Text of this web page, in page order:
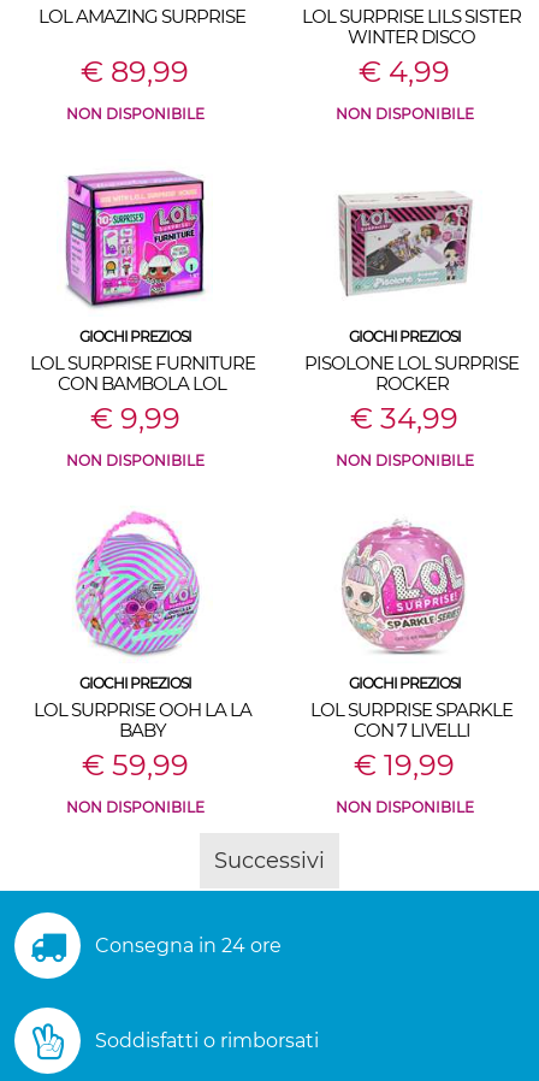
LOL AMAZING SURPRISE
€ 89,99
NON DISPONIBILE
LOL SURPRISE LILS SISTER
WINTER DISCO
€ 4,99
NON DISPONIBILE
GIOCHI PREZIOSI
LOL SURPRISE FURNITURE
CON BAMBOLA LOL
INCLUSA
€ 9,99
NON DISPONIBILE
GIOCHI PREZIOSI
PISOLONE LOL SURPRISE
ROCKER
€ 34,99
NON DISPONIBILE
GIOCHI PREZIOSI
LOL SURPRISE OOH LA LA
BABY
€ 59,99
NON DISPONIBILE
GIOCHI PREZIOSI
LOL SURPRISE SPARKLE
CON 7 LIVELLI
€ 19,99
NON DISPONIBILE
Successivi
Consegna in 24 ore
Soddisfatti o rimborsati